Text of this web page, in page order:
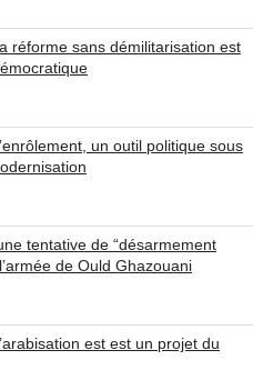
réforme sans démilitarisation est
un outil politique sous
tentative de “désarmement
de Ould Ghazouani
est est un projet du